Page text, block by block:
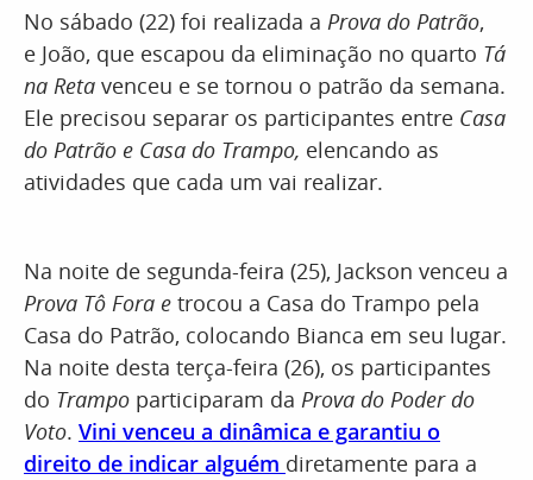
No sábado (22) foi realizada a Prova do Patrão,
e João, que escapou da eliminação no quarto Tá
na Reta venceu e se tornou o patrão da semana.
Ele precisou separar os participantes entre Casa
do Patrão e Casa do Trampo, elencando as
atividades que cada um vai realizar.
Na noite de segunda-feira (25), Jackson venceu a
Prova Tô Fora e trocou a Casa do Trampo pela
Casa do Patrão, colocando Bianca em seu lugar.
Na noite desta terça-feira (26), os participantes
do Trampo participaram da Prova do Poder do
Voto. Vini venceu a dinâmica e garantiu o
direito de indicar alguém diretamente para a